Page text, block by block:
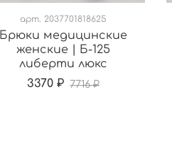
арт. 2037701818625
Брюки медицинские
женские | Б-125
либерти люкс
3370 ₽ 7716 ₽